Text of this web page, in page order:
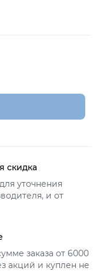
скидка
уточнения
и от
заказа от 6000
акций и куплен не